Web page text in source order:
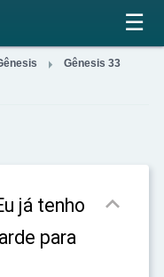
×
☰
 Gênesis 33
já tenho
para
